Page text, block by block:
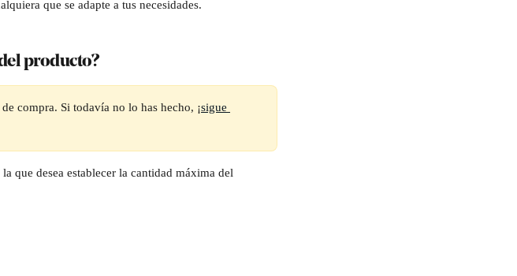
que se adapte a tus necesidades.
producto?
compra. Si todavía no lo has hecho, ¡sigue
la que desea establecer la cantidad máxima del